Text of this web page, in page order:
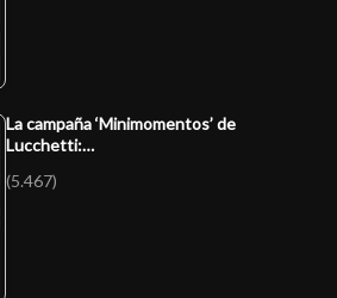
La campaña ‘Minimomentos’ de
Lucchetti:…
(5.467)